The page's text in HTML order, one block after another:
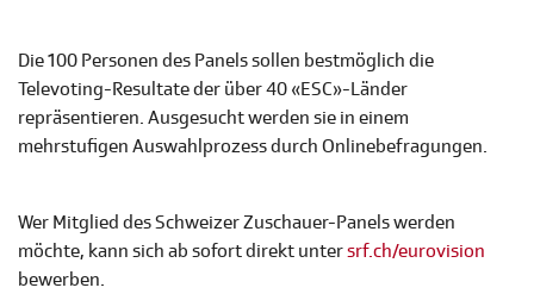
Die 100 Personen des Panels sollen bestmöglich die
Televoting-Resultate der über 40 «ESC»-Länder
repräsentieren. Ausgesucht werden sie in einem
mehrstufigen Auswahlprozess durch Onlinebefragungen.
Wer Mitglied des Schweizer Zuschauer-Panels werden
möchte, kann sich ab sofort direkt untersrf.ch/eurovision
bewerben.